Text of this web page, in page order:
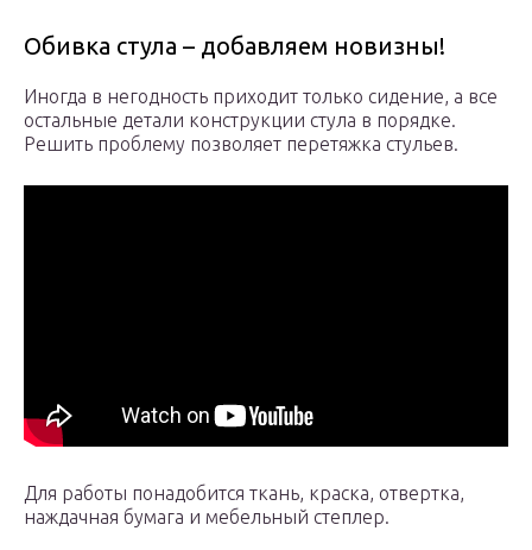
Обивка стула – добавляем новизны!
Иногда в негодность приходит только сидение, а все
остальные детали конструкции стула в порядке.
Решить проблему позволяет перетяжка стульев.
Для работы понадобится ткань, краска, отвертка,
наждачная бумага и мебельный степлер.